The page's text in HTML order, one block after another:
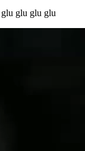
glu glu glu